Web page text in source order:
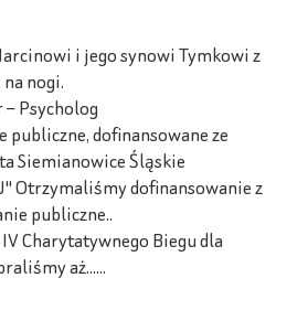
i jego synowi Tymkowi z
nogi.
Psycholog
publiczne, dofinansowane ze
Siemianowice Śląskie
Otrzymaliśmy dofinansowanie z
publiczne..
Charytatywnego Biegu dla
aż......